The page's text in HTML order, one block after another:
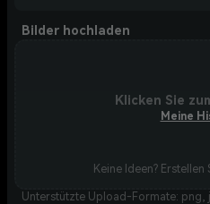
Bilder hochladen
Klicken Sie
Meine
Keine Ideen? Erstellen
Unterstützte Upload-Formate: